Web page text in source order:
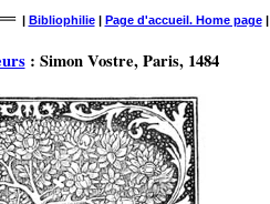
| Bibliophilie| Page d'accueil. Home page|
: Simon Vostre, Paris, 1484